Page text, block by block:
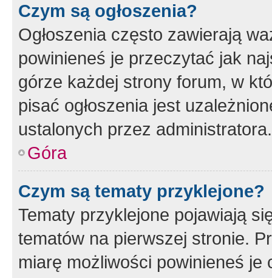
Czym są ogłoszenia?
Ogłoszenia często zawierają
powinieneś je przeczytać jak
górze każdej strony forum, w
pisać ogłoszenia jest
ustalonych przez administratora.
Góra
Czym są tematy przyklejone?
Tematy przyklejone pojawiają
tematów na pierwszej stronie.
miarę możliwości powinieneś je